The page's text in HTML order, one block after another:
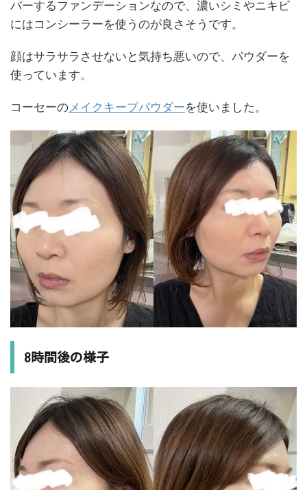
バーするファンデーションなので、濃いシミやニキビ
にはコンシーラーを使うのが良さそうです。
顔はサラサラさせないと気持ち悪いので、パウダーを
使っています。
コーセーのメイクキープパウダーを使いました。
8時間後の様子